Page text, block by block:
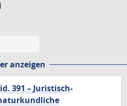
anzeigen
391 – Juristisch-